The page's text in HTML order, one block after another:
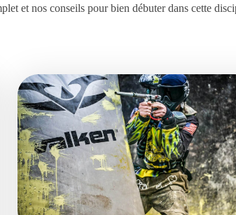
et nos conseils pour bien débuter dans cette